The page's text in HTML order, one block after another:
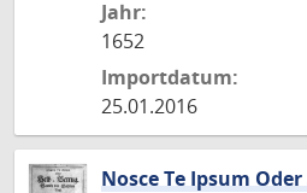
Jahr:
1652
Importdatum:
25.01.2016
Nosce Te Ipsum